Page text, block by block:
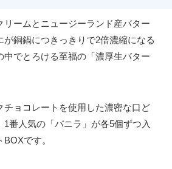
リームとニュージーランド産バター
が銅鍋につきっきりで2倍濃縮になる
中でとろける至福の「濃厚生バター
チョコレートを使用した濃密な口ど
1番人気の「バニラ」が各5個ずつ入
です。